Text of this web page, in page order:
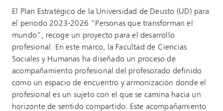
El Plan Estratégico de la Universidad de Deusto (UD) para
el periodo 2023-2026 “Personas que transforman el
mundo”, recoge un proyecto para el desarrollo
profesional. En este marco, la Facultad de Ciencias
Sociales y Humanas ha diseñado un proceso de
acompañamiento profesional del profesorado definido
como un espacio de encuentro y armonización donde el
profesional es un sujeto con el que se camina hacia un
horizonte de sentido compartido. Este acompañamiento